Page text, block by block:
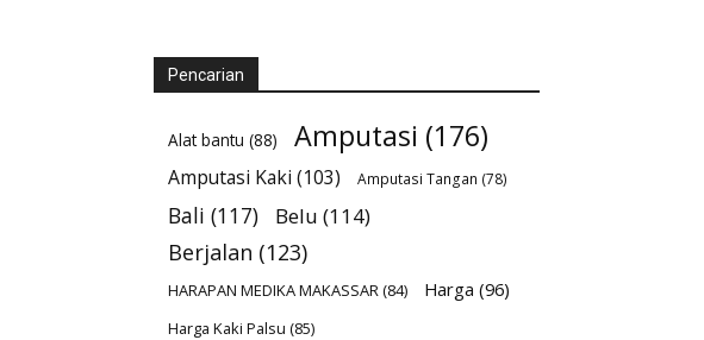
Pencarian
Alat bantu (88) Amputasi (176)
Amputasi Kaki (103) Amputasi Tangan (78)
Bali (117) Belu (114)
Berjalan (123)
HARAPAN MEDIKA MAKASSAR(84) Harga (96)
Harga Kaki Palsu (85)